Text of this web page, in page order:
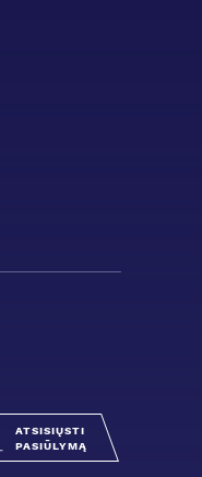
ATSISIŲSTI
PASIŪLYMĄ